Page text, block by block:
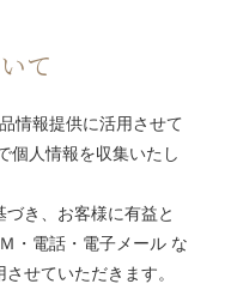
て
情報提供に活用させて
個人情報を収集いたし
き、お客様に有益と
・電話・電子メール な
せていただきます。